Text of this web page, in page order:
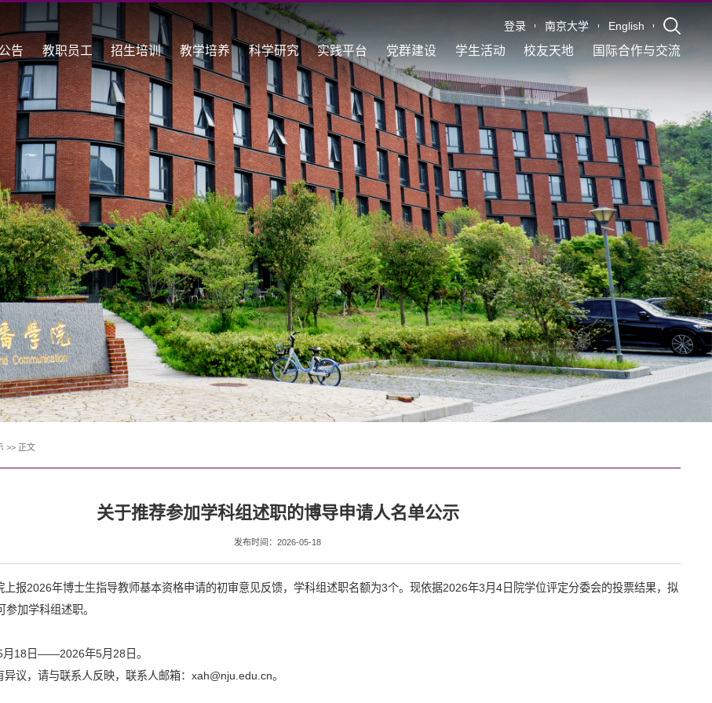
登录 南京大学 English
告 教职员工 招生培训 教学培养 科学研究 实践平台 党群建设 学生活动 校友天地 国际合作与交流
>> 正文
关于推荐参加学科组述职的博导申请人名单公示
发布时间：2026-05-18
上报2026年博士生指导教师基本资格申请的初审意见反馈，学科组述职名额为3个。现依据2026年3月4日院学位评定分委会的投票结果，拟
参加学科组述职。
月 18 日——2026年5月 28 日。
异议，请与联系人反映， 联系人邮箱： xah@nju.edu.cn。